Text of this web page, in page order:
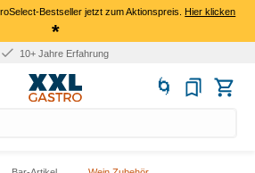
Bestseller jetzt zum Aktionspreis.Hier klicken
*
10+ Jahre Erfahrung